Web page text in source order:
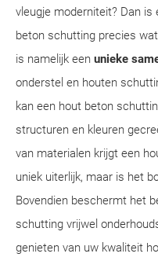
vleugje moderniteit? Dan is
beton schutting precies
is namelijk een unieke
onderstel en houten
kan een hout beton
structuren en kleuren
van materialen krijgt een
uniek uiterlijk, maar is het
Bovendien beschermt het
schutting vrijwel
genieten van uw kwaliteit